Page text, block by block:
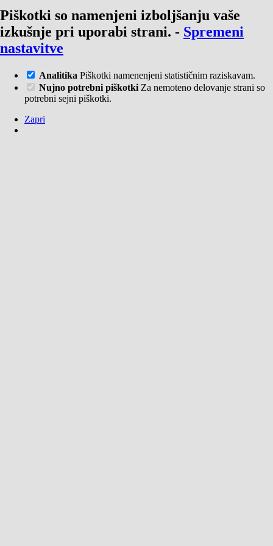
Piškotki so namenjeni izboljšanju vaše
izkušnje pri uporabi strani. - Spremeni
nastavitve
Analitika Piškotki namenenjeni statističnim raziskavam.
Nujno potrebni piškotki Za nemoteno delovanje strani so
potrebni sejni piškotki.
Zapri